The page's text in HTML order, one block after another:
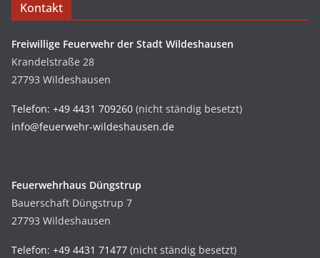
Kontakt
Freiwillige Feuerwehr der Stadt Wildeshausen
Krandelstraße 28
27793 Wildeshausen
Telefon: +49 4431 709260 (nicht ständig besetzt)
info@feuerwehr-wildeshausen.de
Feuerwehrhaus Düngstrup
Bauerschaft Düngstrup 7
27793 Wildeshausen
Telefon: +49 4431 71477 (nicht ständig besetzt)